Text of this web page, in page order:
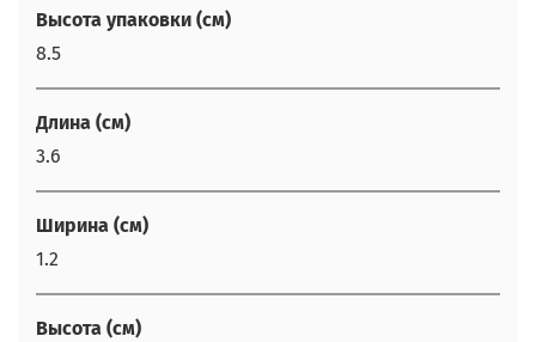
Высота упаковки (см)
8.5
Длина (см)
3.6
Ширина (см)
1.2
Высота (см)